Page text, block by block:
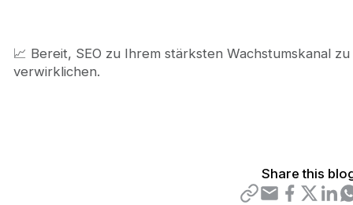
📈 Bereit, SEO zu Ihrem stärksten Wachstumskanal
verwirklichen.
Share this